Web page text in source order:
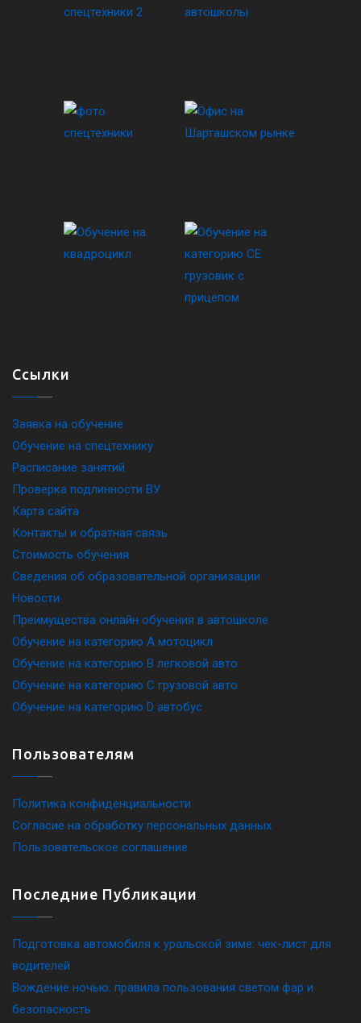
Ссылки
Заявка на обучение
Обучение на спецтехнику
Расписание занятий
Проверка подлинности ВУ
Карта сайта
Контакты и обратная связь
Стоимость обучения
Сведения об образовательной организации
Новости
Преимущества онлайн обучения в автошколе
Обучение на категорию A мотоцикл
Обучение на категорию B легковой авто
Обучение на категорию C грузовой авто
Обучение на категорию D автобус
Пользователям
Политика конфиденциальности
Согласие на обработку персональных данных
Пользовательское соглашение
Последние Публикации
Подготовка автомобиля к уральской зиме: чек-лист для
водителей
Вождение ночью: правила пользования светом фар и
безопасность